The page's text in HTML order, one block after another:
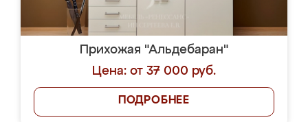
Прихожая "Альдебаран"
Цена: от 37 000 руб.
ПОДРОБНЕЕ